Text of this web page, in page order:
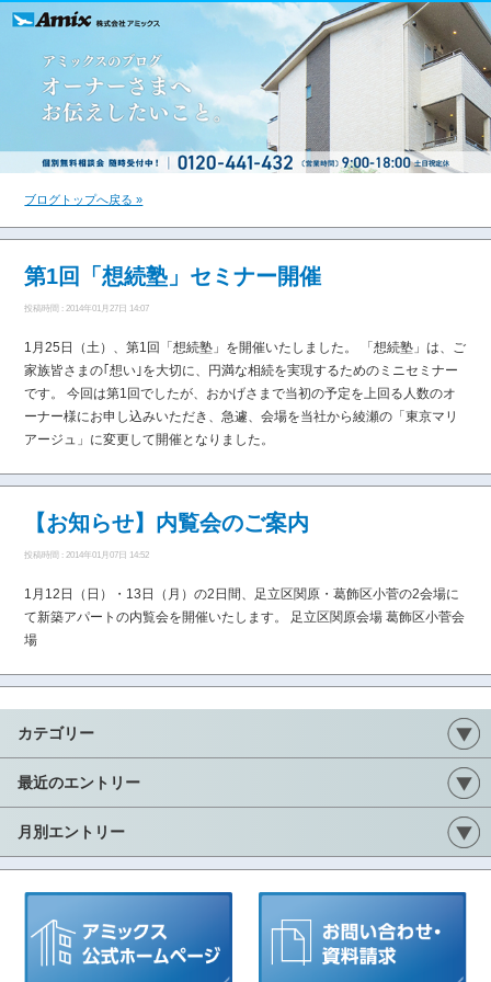
ブログトップへ戻る »
第1回「想続塾」セミナー開催
投稿時間 : 2014年01月27日 14:07
1月25日（土）、第1回「想続塾」を開催いたしました。 「想続塾」は、ご
家族皆さまの｢想い｣を大切に、円満な相続を実現するためのミニセミナー
です。 今回は第1回でしたが、おかげさまで当初の予定を上回る人数のオ
ーナー様にお申し込みいただき、急遽、会場を当社から綾瀬の「東京マリ
アージュ」に変更して開催となりました。
【お知らせ】内覧会のご案内
投稿時間 : 2014年01月07日 14:52
1月12日（日）・13日（月）の2日間、足立区関原・葛飾区小菅の2会場に
て新築アパートの内覧会を開催いたします。 足立区関原会場 葛飾区小菅会
場
カテゴリー
最近のエントリー
月別エントリー